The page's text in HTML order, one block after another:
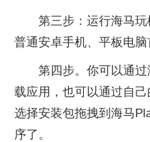
第三步：运行海马
普通安卓手机、平板电脑
第四步。你可以通
载应用，也可以通过自
选择安装包拖拽到海马
序了。